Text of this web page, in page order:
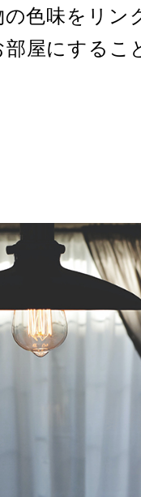
色味をリン
部屋にするこ